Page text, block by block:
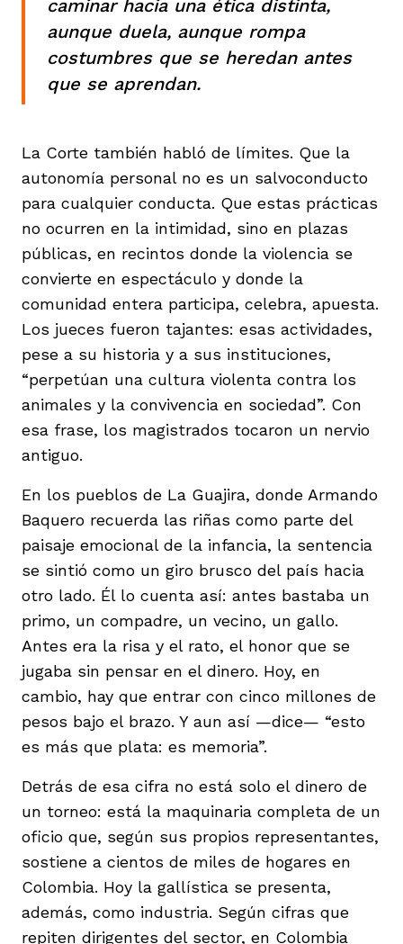
caminar hacia una ética distinta,
aunque duela, aunque rompa
costumbres que se heredan antes
que se aprendan.
La Corte también habló de límites. Que la
autonomía personal no es un salvoconducto
para cualquier conducta. Que estas prácticas
no ocurren en la intimidad, sino en plazas
públicas, en recintos donde la violencia se
convierte en espectáculo y donde la
comunidad entera participa, celebra, apuesta.
Los jueces fueron tajantes: esas actividades,
pese a su historia y a sus instituciones,
“perpetúan una cultura violenta contra los
animales y la convivencia en sociedad”. Con
esa frase, los magistrados tocaron un nervio
antiguo.
En los pueblos de La Guajira, donde Armando
Baquero recuerda las riñas como parte del
paisaje emocional de la infancia, la sentencia
se sintió como un giro brusco del país hacia
otro lado. Él lo cuenta así: antes bastaba un
primo, un compadre, un vecino, un gallo.
Antes era la risa y el rato, el honor que se
jugaba sin pensar en el dinero. Hoy, en
cambio, hay que entrar con cinco millones de
pesos bajo el brazo. Y aun así —dice— “esto
es más que plata: es memoria”.
Detrás de esa cifra no está solo el dinero de
un torneo: está la maquinaria completa de un
oficio que, según sus propios representantes,
sostiene a cientos de miles de hogares en
Colombia. Hoy la gallística se presenta,
además, como industria. Según cifras que
repiten dirigentes del sector, en Colombia